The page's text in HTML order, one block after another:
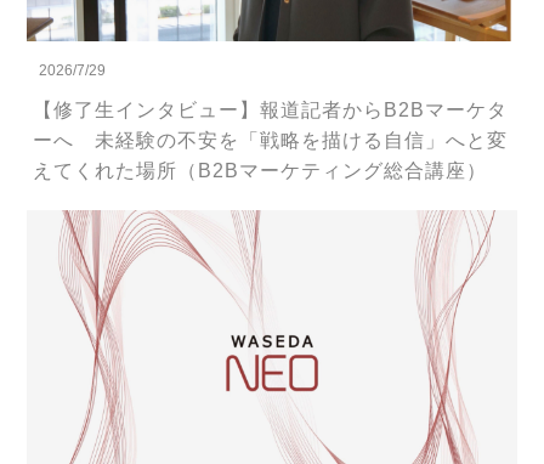
2026/7/29
【修了生インタビュー】報道記者からB2Bマーケタ
ーへ 未経験の不安を「戦略を描ける自信」へと変
えてくれた場所（B2Bマーケティング総合講座）